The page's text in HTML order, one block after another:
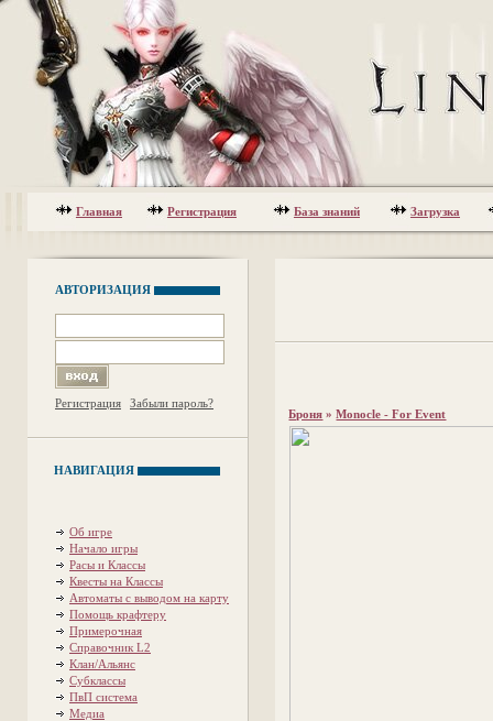
Главная Регистрация База знаний Загрузка
АВТОРИЗАЦИЯ
Регистрация Забыли пароль?
НАВИГАЦИЯ
Об игре
Начало игры
Расы и Классы
Квесты на Классы
Автоматы с выводом на карту
Помощь крафтеру
Примерочная
Справочник L2
Клан/Альянс
Субклассы
ПвП система
Медиа
Броня »Monocle - For Event